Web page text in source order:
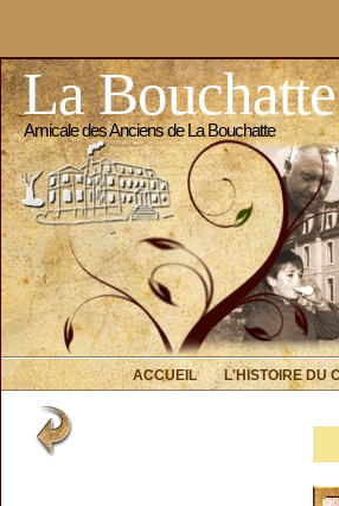
La Bouchatte
Amicale des Anciens de La Bouchatte
ACCUEIL L'HISTOIRE DU